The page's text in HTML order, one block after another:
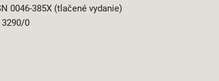
0046-385X (tlačené vydanie)
3290/0